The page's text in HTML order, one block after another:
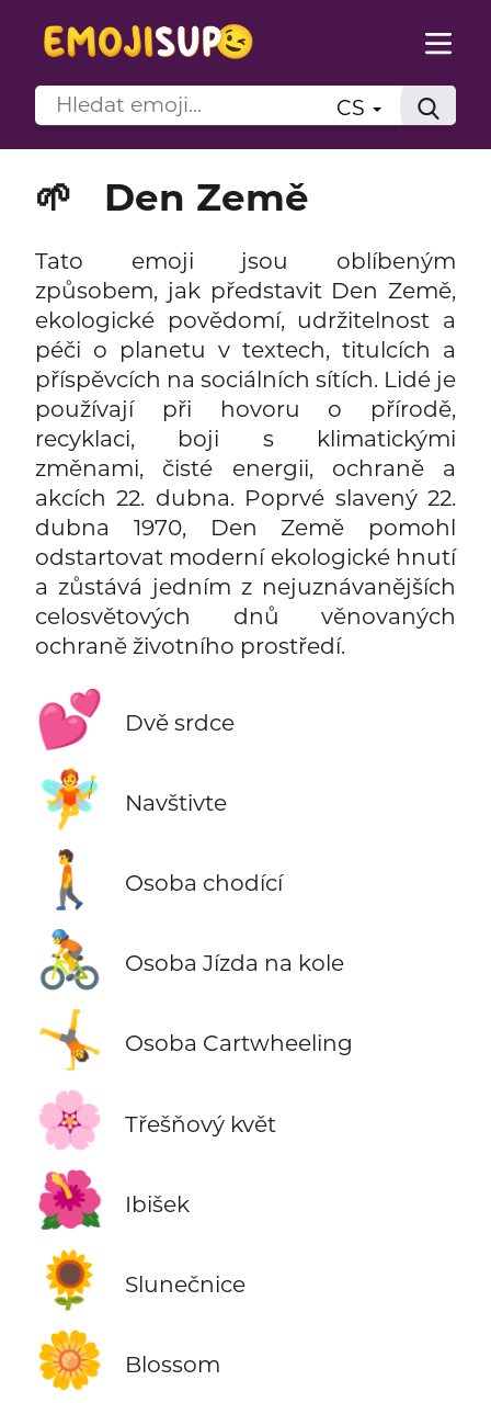
CS
🌱 Den Země
Tato emoji jsou oblíbeným
způsobem, jak představit Den Země,
ekologické povědomí, udržitelnost a
péči o planetu v textech, titulcích a
příspěvcích na sociálních sítích. Lidé je
používají při hovoru o přírodě,
recyklaci, boji s klimatickými
změnami, čisté energii, ochraně a
akcích 22. dubna. Poprvé slavený 22.
dubna 1970, Den Země pomohl
odstartovat moderní ekologické hnutí
a zůstává jedním z nejuznávanějších
celosvětových dnů věnovaných
ochraně životního prostředí.
💕 Dvě srdce
🧚 Navštivte
🚶 Osoba chodící
🚴 Osoba Jízda na kole
🤸 Osoba Cartwheeling
🌸 Třešňový květ
🌺 Ibišek
🌻 Slunečnice
🌼 Blossom